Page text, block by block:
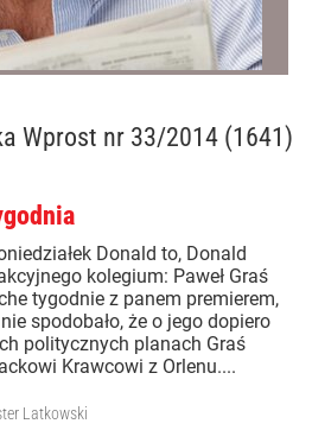
Wprost nr 33/2014 (1641)
Donald to, Donald
kolegium: Paweł Graś
tygodnie z panem premierem,
spodobało, że o jego dopiero
politycznych planach Graś
Krawcowi z Orlenu....
Latkowski